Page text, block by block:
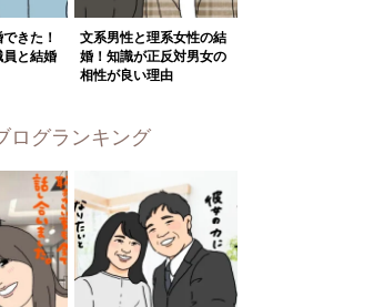
きた！
員と結婚
文系男性と理系女性の結
婚！知識が正反対男女の
相性が良い理由
ログランキング